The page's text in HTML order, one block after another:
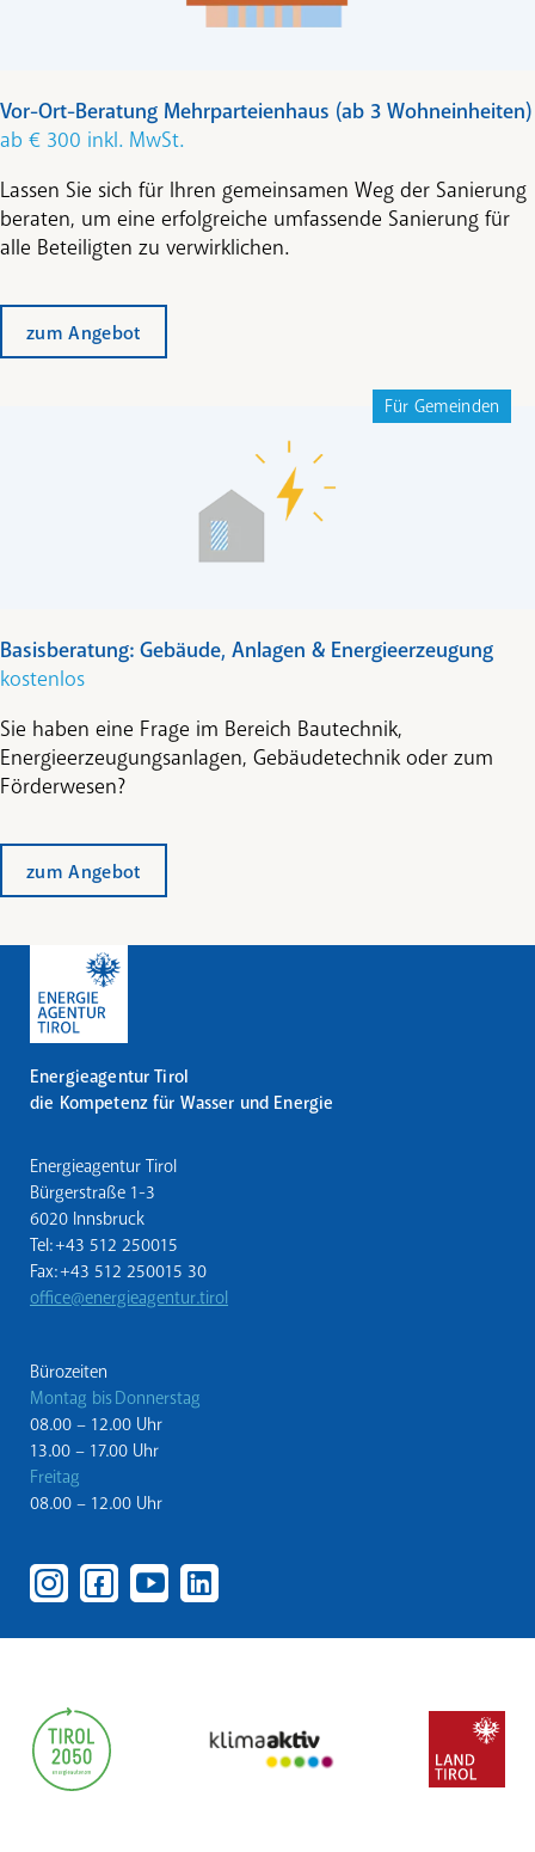
Vor-Ort-Beratung Mehrparteienhaus (ab 3 Wohneinheiten)
ab € 300 inkl. MwSt.
Lassen Sie sich für Ihren gemeinsamen Weg der Sanierung
beraten, um eine erfolgreiche umfassende Sanierung für
alle Beteiligten zu verwirklichen.
zum Angebot
Für Gemeinden
Basisberatung: Gebäude, Anlagen & Energieerzeugung
kostenlos
Sie haben eine Frage im Bereich Bautechnik,
Energieerzeugungsanlagen, Gebäudetechnik oder zum
Förderwesen?
zum Angebot
Energieagentur Tirol
die Kompetenz für Wasser und Energie
Energieagentur Tirol
Bürgerstraße 1-3
6020 Innsbruck
Tel: +43 512 250015
Fax: +43 512 250015 30
office@energieagentur.tirol
Bürozeiten
Montag bis Donnerstag
08.00 – 12.00 Uhr
13.00 – 17.00 Uhr
Freitag
08.00 – 12.00 Uhr